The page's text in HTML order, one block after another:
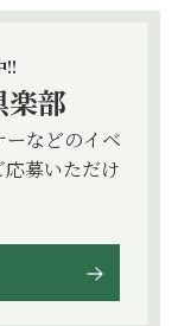
!!
楽部
などのイベ
募いただけ